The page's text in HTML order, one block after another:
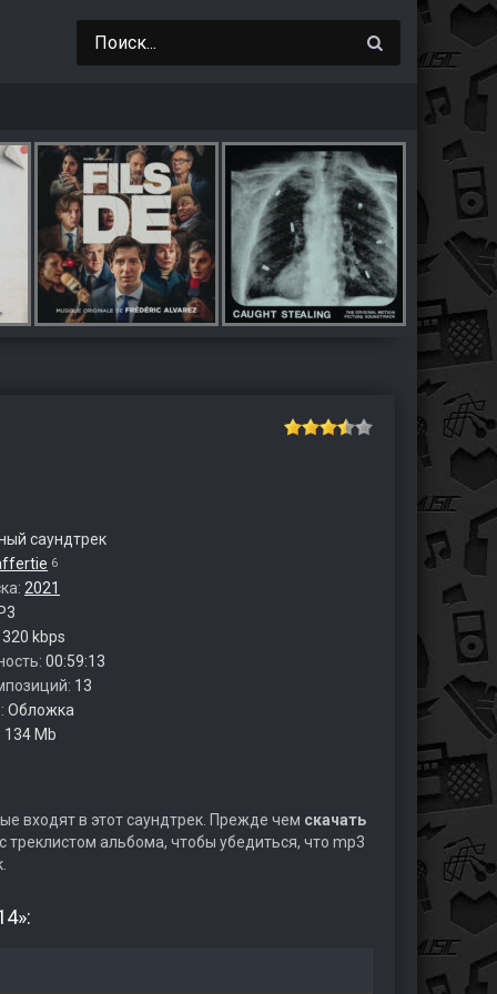
саундтрек
6
2021
320 kbps
00:59:13
13
Обложка
134 Mb
входят в этот саундтрек. Прежде чем скачать
альбома, чтобы убедиться, что mp3